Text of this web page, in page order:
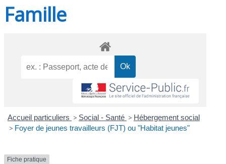
Famille
Accueil particuliers > Social - Santé > Hébergement social
> Foyer de jeunes travailleurs (FJT) ou "Habitat jeunes"
Fiche pratique